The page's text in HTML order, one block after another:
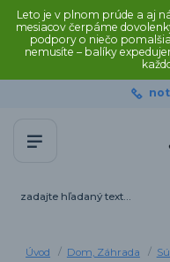
Leto je v plnom prúde a aj
mesiacov čerpáme
podpory o niečo
nemusíte – balíky
Úvod Dom, Záhrada